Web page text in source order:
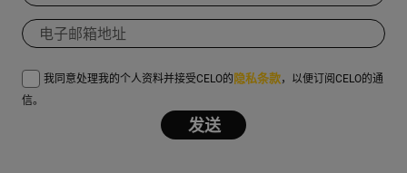
我同意处理我的个人资料并接受CELO的隐私条款，以便订阅CELO的通
信。